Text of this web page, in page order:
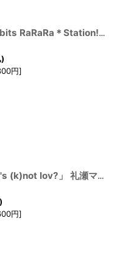
[191579] あんさんぶるスターズ!! あんスタ Ra*bits RaRaRa＊Station! 真白友也 仁兎なずな 天満光 紫之創 コスプレ衣装
円]
あんさんぶるスターズ!! B・O・W「It's (k)not lov?」 礼瀬マヨイ 斎宮宗 HiMERU 蓮巳敬人 鳴上嵐 コスプレ衣装
円]